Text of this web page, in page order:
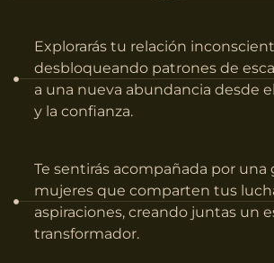
Explorarás tu relación
desbloqueando patrones de
a una nueva abundancia desde
y la confianza.
Te sentirás acompañada por una
mujeres que comparten tus
aspiraciones, creando juntas un
transformador.